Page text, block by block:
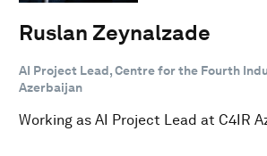
Ruslan Zeynalzade
AI Project Lead, Centre for the Fourth
Azerbaijan
Working as AI Project Lead at C4IR